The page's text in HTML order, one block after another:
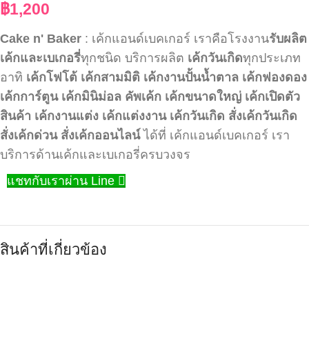
฿1,200
Cake n' Baker : เค้กแอนด์เบคเกอร์ เราคือโรงงานรับผลิต
เค้กและเบเกอรี่ทุกชนิด บริการผลิต เค้กวันเกิดทุกประเภท
อาทิ เค้กโฟโต้ เค้กสามมิติ เค้กงานปั้นน้ำตาล เค้กฟองดอง
เค้กการ์ตูน เค้กมินิม่อล คัพเค้ก เค้กขนาดใหญ่ เค้กเปิดตัว
สินค้า เค้กงานแต่ง เค้กแต่งงาน เค้กวันเกิด สั่งเค้กวันเกิด
สั่งเค้กด่วน สั่งเค้กออนไลน์ได้ที่ เค้กแอนด์เบคเกอร์ เรา
บริการด้านเค้กและเบเกอรี่ครบวงจร
แชทกับเราผ่าน Line
สินค้าที่เกี่ยวข้อง